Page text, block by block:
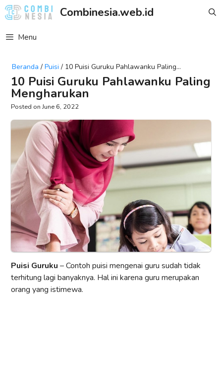
Skip
to
Combinesia.web.id
Menu
Beranda / Puisi / 10 Puisi Guruku Pahlawanku Paling
Mengharukan
10 Puisi Guruku Pahlawanku Paling
Mengharukan
June 6, 2022
Puisi Guruku – Contoh puisi mengenai guru sudah tidak
terhitung lagi banyaknya. Hal ini karena guru merupakan
orang yang istimewa.